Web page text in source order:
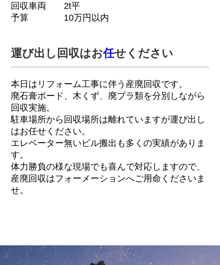
回収車両 2t平
予算 10万円以内
運び出し回収はお任せください
本日はリフォーム工事に伴う産廃回収です。
廃石膏ボード、木くず、廃プラ類を分別しながら
回収実施。
駐車場所から回収場所は離れていますが運び出し
はお任せください。
エレベーター無いビル搬出も多くの実績がありま
す。
体力勝負の様な現場でも喜んで対応しますので、
産廃回収はフォーメーションへご用命くださいま
せ。